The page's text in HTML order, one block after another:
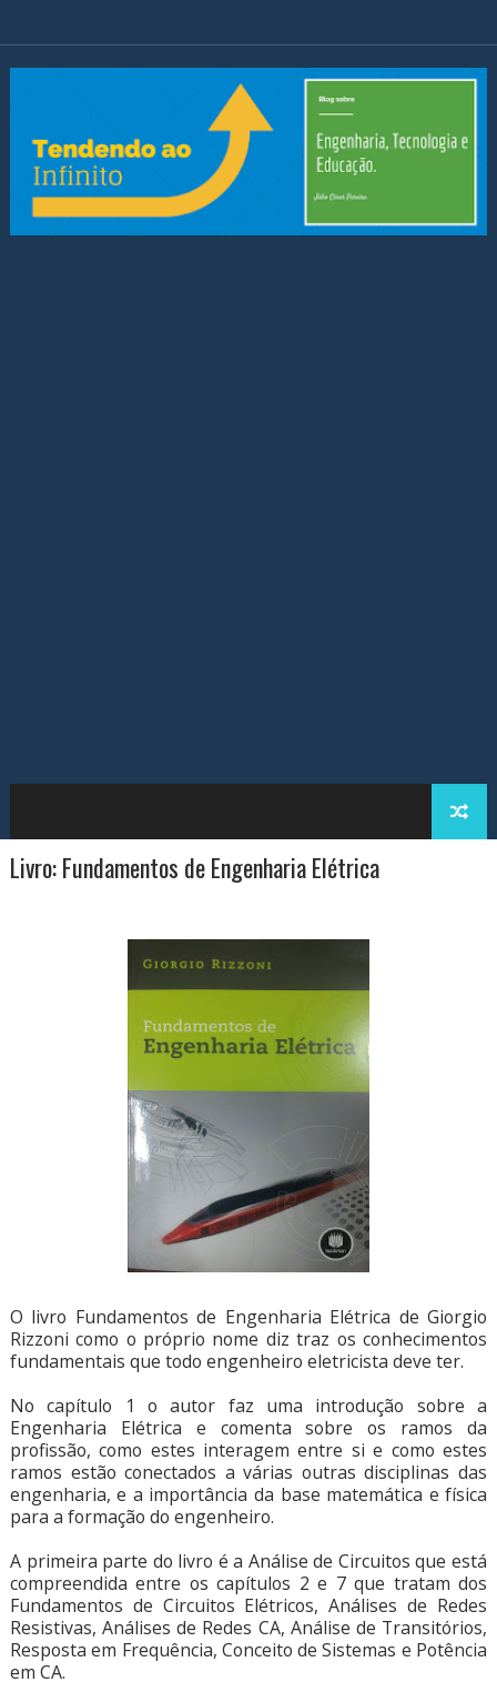
Livro: Fundamentos de Engenharia Elétrica
O livro Fundamentos de Engenharia Elétrica de Giorgio
Rizzoni como o próprio nome diz traz os conhecimentos
fundamentais que todo engenheiro eletricista deve ter.
No capítulo 1 o autor faz uma introdução sobre a
Engenharia Elétrica e comenta sobre os ramos da
profissão, como estes interagem entre si e como estes
ramos estão conectados a várias outras disciplinas das
engenharia, e a importância da base matemática e física
para a formação do engenheiro.
A primeira parte do livro é a Análise de Circuitos que está
compreendida entre os capítulos 2 e 7 que tratam dos
Fundamentos de Circuitos Elétricos, Análises de Redes
Resistivas, Análises de Redes CA, Análise de Transitórios,
Resposta em Frequência, Conceito de Sistemas e Potência
em CA.